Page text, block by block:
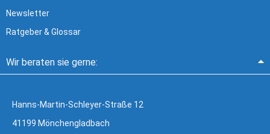
Newsletter
Ratgeber & Glossar
Wir beraten sie gerne:
Hanns-Martin-Schleyer-Straße 12
41199 Mönchengladbach